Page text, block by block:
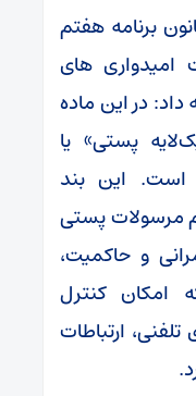
با اشاره به ماده ۴۸ قانون برنامه هفتم
های
داد: در این ماده
پستی» یا
این بند
مرسولات پستی
و حاکمیت،
امکان کنترل
ارتباطات